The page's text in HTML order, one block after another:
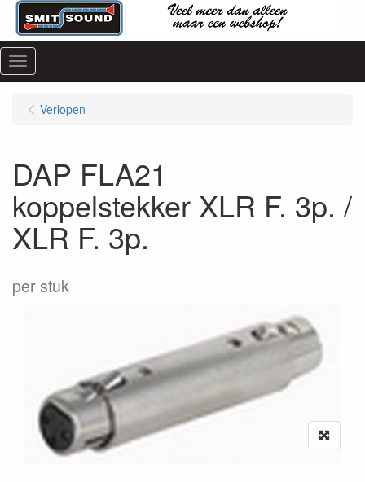
Menu
Verlopen
DAP FLA21
koppelstekker XLR F. 3p. /
XLR F. 3p.
per stuk